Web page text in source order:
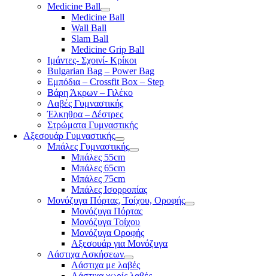
Medicine Ball
Medicine Ball
Wall Ball
Slam Ball
Medicine Grip Ball
Ιμάντες- Σχοινί- Κρίκοι
Bulgarian Bag – Power Bag
Εμπόδια – Crossfit Box – Step
Βάρη Άκρων – Γιλέκο
Λαβές Γυμναστικής
Έλκηθρα – Δέστρες
Στρώματα Γυμναστικής
Αξεσουάρ Γυμναστικής
Μπάλες Γυμναστικής
Μπάλες 55cm
Μπάλες 65cm
Μπάλες 75cm
Μπάλες Ισορροπίας
Μονόζυγα Πόρτας, Τοίχου, Οροφής
Μονόζυγα Πόρτας
Μονόζυγα Τοίχου
Μονόζυγα Οροφής
Αξεσουάρ για Μονόζυγα
Λάστιχα Ασκήσεων
Λάστιχα με λαβές